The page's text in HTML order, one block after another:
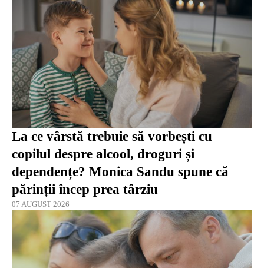
La ce vârstă trebuie să vorbești cu
copilul despre alcool, droguri și
dependențe? Monica Sandu spune că
părinții încep prea târziu
07 AUGUST 2026